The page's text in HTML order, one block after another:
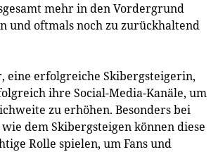
mehr in den Vordergrund
und oftmals noch zu zurückhaltend
eine erfolgreiche Skibergsteigerin,
ihre Social-Media-Kanäle, um
zu erhöhen. Besonders bei
dem Skibergsteigen können diese
Rolle spielen, um Fans und